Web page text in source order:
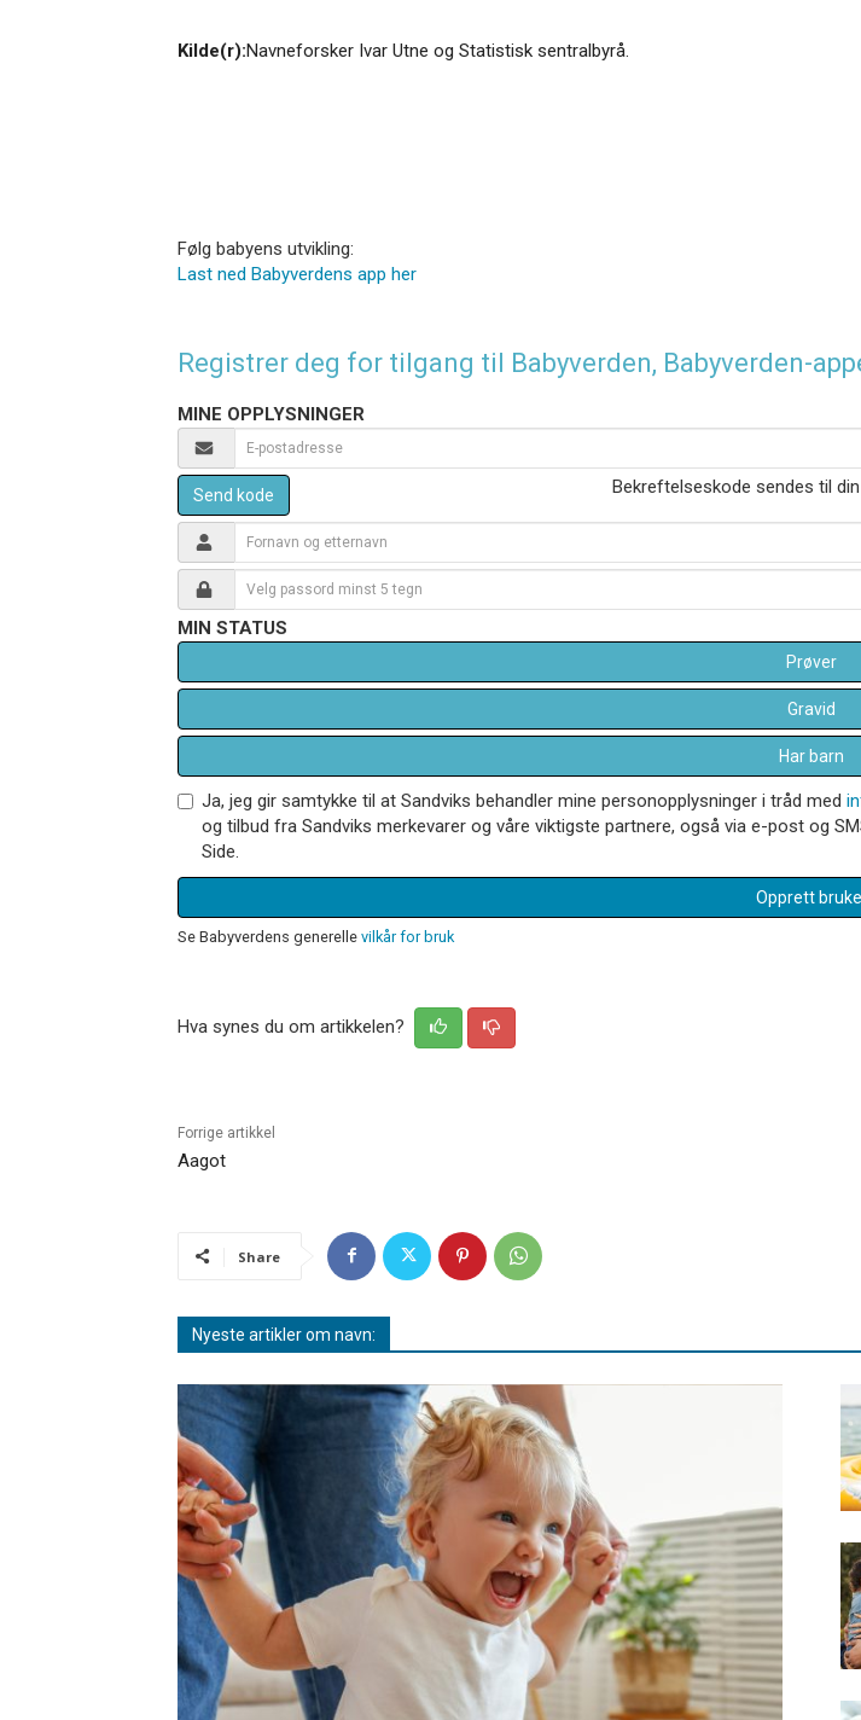
Kilde(r):Navneforsker Ivar Utne og Statistisk sentralbyrå.
Følg babyens utvikling:
Last ned Babyverdens app her
Registrer deg for tilgang til Babyverden, Babyverden-
MINE OPPLYSNINGER
Send kode Bekreftelseskode sendes til
MIN STATUS
Prøver
Gravid
Har barn
Ja, jeg gir samtykke til at Sandviks behandler mine personopplysninger i tråd med
og tilbud fra Sandviks merkevarer og våre viktigste partnere, også via e-post og
Side.
Opprett
Se Babyverdens generelle vilkår for bruk
Hva synes du om artikkelen?
Forrige artikkel
Aagot
Share
Nyeste artikler om navn: